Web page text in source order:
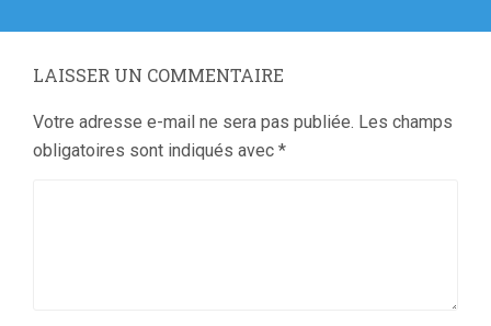
:
LAISSER UN COMMENTAIRE
Votre adresse e-mail ne sera pas publiée. Les champs
obligatoires sont indiqués avec *